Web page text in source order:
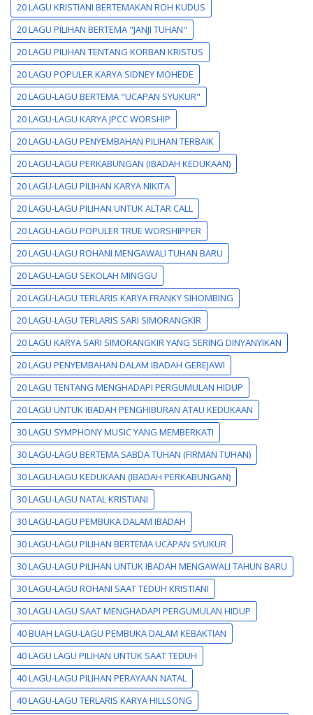
20 LAGU KRISTIANI BERTEMAKAN ROH KUDUS
20 LAGU PILIHAN BERTEMA "JANJI TUHAN"
20 LAGU PILIHAN TENTANG KORBAN KRISTUS
20 LAGU POPULER KARYA SIDNEY MOHEDE
20 LAGU-LAGU BERTEMA "UCAPAN SYUKUR"
20 LAGU-LAGU KARYA JPCC WORSHIP
20 LAGU-LAGU PENYEMBAHAN PILIHAN TERBAIK
20 LAGU-LAGU PERKABUNGAN (IBADAH KEDUKAAN)
20 LAGU-LAGU PILIHAN KARYA NIKITA
20 LAGU-LAGU PILIHAN UNTUK ALTAR CALL
20 LAGU-LAGU POPULER TRUE WORSHIPPER
20 LAGU-LAGU ROHANI MENGAWALI TUHAN BARU
20 LAGU-LAGU SEKOLAH MINGGU
20 LAGU-LAGU TERLARIS KARYA FRANKY SIHOMBING
20 LAGU-LAGU TERLARIS SARI SIMORANGKIR
20 LAGU KARYA SARI SIMORANGKIR YANG SERING DINYANYIKAN
20 LAGU PENYEMBAHAN DALAM IBADAH GEREJAWI
20 LAGU TENTANG MENGHADAPI PERGUMULAN HIDUP
20 LAGU UNTUK IBADAH PENGHIBURAN ATAU KEDUKAAN
30 LAGU SYMPHONY MUSIC YANG MEMBERKATI
30 LAGU-LAGU BERTEMA SABDA TUHAN (FIRMAN TUHAN)
30 LAGU-LAGU KEDUKAAN (IBADAH PERKABUNGAN)
30 LAGU-LAGU NATAL KRISTIANI
30 LAGU-LAGU PEMBUKA DALAM IBADAH
30 LAGU-LAGU PILIHAN BERTEMA UCAPAN SYUKUR
30 LAGU-LAGU PILIHAN UNTUK IBADAH MENGAWALI TAHUN BARU
30 LAGU-LAGU ROHANI SAAT TEDUH KRISTIANI
30 LAGU-LAGU SAAT MENGHADAPI PERGUMULAN HIDUP
40 BUAH LAGU-LAGU PEMBUKA DALAM KEBAKTIAN
40 LAGU LAGU PILIHAN UNTUK SAAT TEDUH
40 LAGU-LAGU PILIHAN PERAYAAN NATAL
40 LAGU-LAGU TERLARIS KARYA HILLSONG